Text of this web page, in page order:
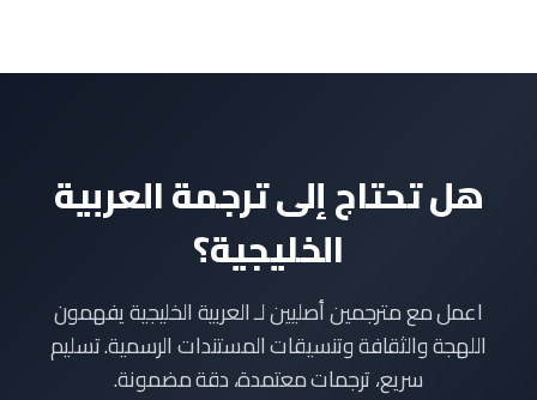
هل تحتاج إلى ترجمة العربية
الخليجية؟
اعمل مع مترجمين أصليين لـ العربية الخليجية يفهمون
اللهجة والثقافة وتنسيقات المستندات الرسمية. تسليم
سريع، ترجمات معتمدة، دقة مضمونة.